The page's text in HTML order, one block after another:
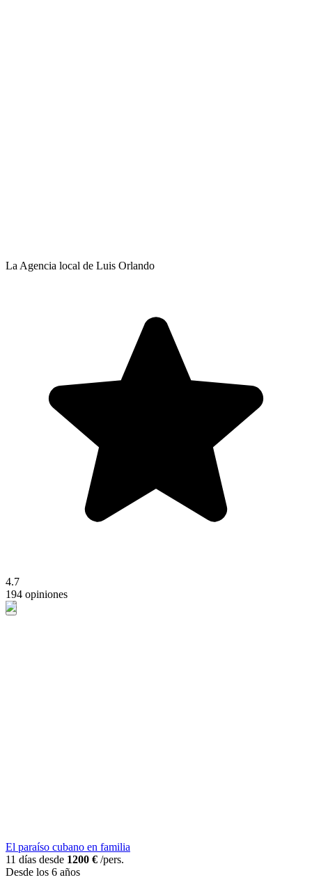
La Agencia local de Luis Orlando
4.7
194 opiniones
El paraíso cubano en familia
11 días desde 1200 € /pers.
Desde los 6 años